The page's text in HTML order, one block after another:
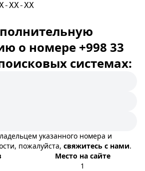
XX-XX
о номере +998 33
системах:
указанного номера и
пожалуйста, свяжитесь с нами.
Место на сайте
1